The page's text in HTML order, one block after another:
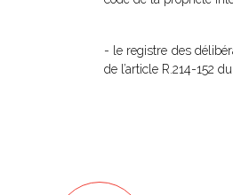
- le registre des
de l’article R.214-152